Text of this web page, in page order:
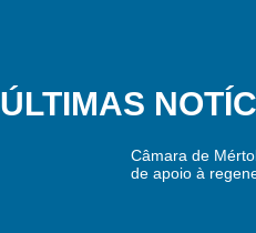
ÚLTIMAS
Câmara de
de apoio à